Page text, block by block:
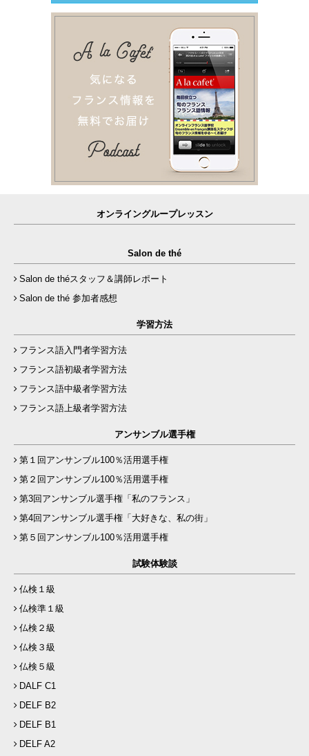
オンライングループレッスン
Salon de thé
Salon de théスタッフ＆講師レポート
Salon de thé 参加者感想
学習方法
フランス語入門者学習方法
フランス語初級者学習方法
フランス語中級者学習方法
フランス語上級者学習方法
アンサンブル選手権
第１回アンサンブル100％活用選手権
第２回アンサンブル100％活用選手権
第3回アンサンブル選手権「私のフランス」
第4回アンサンブル選手権「大好きな、私の街」
第５回アンサンブル100％活用選手権
試験体験談
仏検１級
仏検準１級
仏検２級
仏検３級
仏検５級
DALF C1
DELF B2
DELF B1
DELF A2